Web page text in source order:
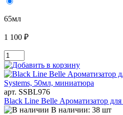
65мл
1 100 ₽
арт. SSBL976
Black Line Belle Ароматизатор для
В наличии: 38 шт